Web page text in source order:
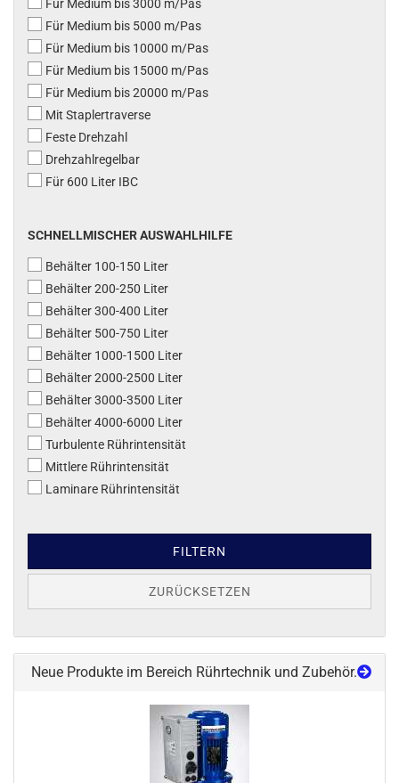
Für Medium bis 3000 m/Pas
Für Medium bis 5000 m/Pas
Für Medium bis 10000 m/Pas
Für Medium bis 15000 m/Pas
Für Medium bis 20000 m/Pas
Mit Staplertraverse
Feste Drehzahl
Drehzahlregelbar
Für 600 Liter IBC
SCHNELLMISCHER AUSWAHLHILFE
Behälter 100-150 Liter
Behälter 200-250 Liter
Behälter 300-400 Liter
Behälter 500-750 Liter
Behälter 1000-1500 Liter
Behälter 2000-2500 Liter
Behälter 3000-3500 Liter
Behälter 4000-6000 Liter
Turbulente Rührintensität
Mittlere Rührintensität
Laminare Rührintensität
FILTERN
ZURÜCKSETZEN
Neue Produkte im Bereich Rührtechnik und Zubehör.